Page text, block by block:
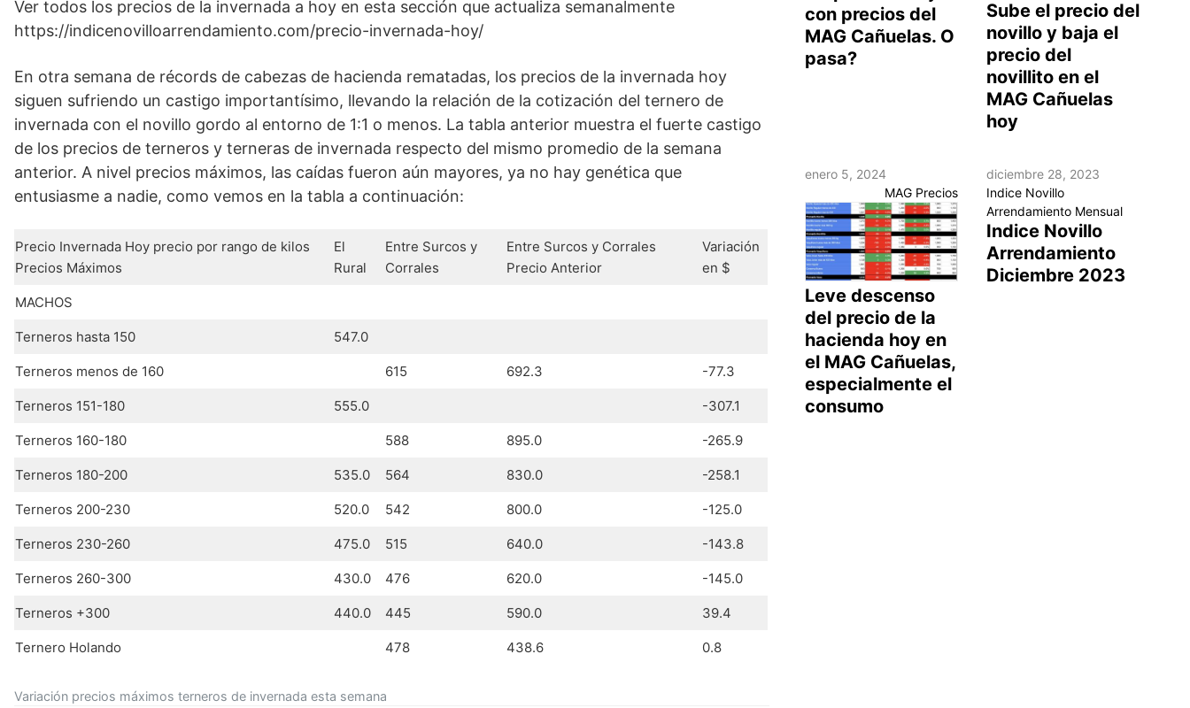
Ver todos los precios de la invernada a hoy en esta sección que actualiza semanalmente
https://indicenovilloarrendamiento.com/precio-invernada-hoy/
En otra semana de récords de cabezas de hacienda rematadas, los precios de la invernada hoy
siguen sufriendo un castigo importantísimo, llevando la relación de la cotización del ternero de
invernada con el novillo gordo al entorno de 1:1 o menos. La tabla anterior muestra el fuerte castigo
de los precios de terneros y terneras de invernada respecto del mismo promedio de la semana
anterior. A nivel precios máximos, las caídas fueron aún mayores, ya no hay genética que
entusiasme a nadie, como vemos en la tabla a continuación:
Precio Invernada Hoy precio por rango de kilos
Precios Máximos
El
Rural
Entre Surcos y
Corrales
Entre Surcos y Corrales
Precio Anterior
Variación
en $
MACHOS
Terneros hasta 150 547.0
Terneros menos de 160 615 692.3 -77.3
Terneros 151-180 555.0 -307.1
Terneros 160-180 588 895.0 -265.9
Terneros 180-200 535.0 564 830.0 -258.1
Terneros 200-230 520.0 542 800.0 -125.0
Terneros 230-260 475.0 515 640.0 -143.8
Terneros 260-300 430.0 476 620.0 -145.0
Terneros +300 440.0 445 590.0 39.4
Ternero Holando 478 438.6 0.8
Variación precios máximos terneros de invernada esta semana
con precios del
MAG Cañuelas. O
pasa?
Sube el precio del
novillo y baja el
precio del
novillito en el
MAG Cañuelas
hoy
enero 5, 2024
MAG Precios
Leve descenso
del precio de la
hacienda hoy en
el MAG Cañuelas,
especialmente el
consumo
diciembre 28, 2023
Indice Novillo
Arrendamiento Mensual
Indice Novillo
Arrendamiento
Diciembre 2023